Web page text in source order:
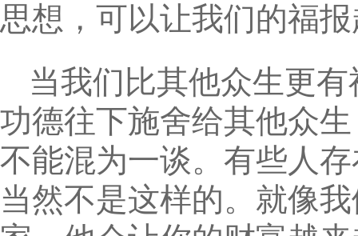
思想，可以让我们的福
当我们比其他众生更
功德往下施舍给其他众
不能混为一谈。有些人
当然不是这样的。就像